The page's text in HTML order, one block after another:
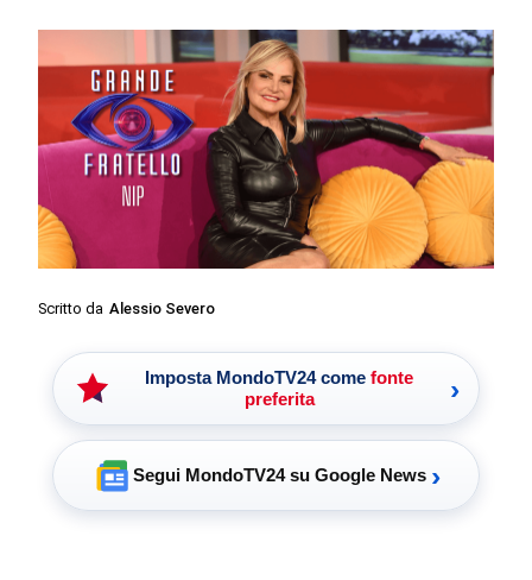
Scritto da Alessio Severo
Imposta MondoTV24 come fonte
preferita
›
Segui MondoTV24 su Google News ›